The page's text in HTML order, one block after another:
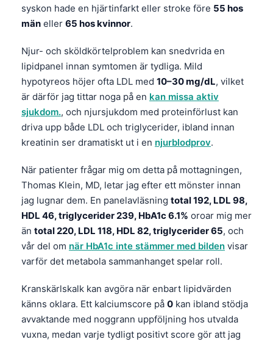
syskon hade en hjärtinfarkt eller stroke före 55 hos
män eller 65 hos kvinnor.
Njur- och sköldkörtelproblem kan snedvrida en
lipidpanel innan symtomen är tydliga. Mild
hypotyreos höjer ofta LDL med 10–30 mg/dL, vilket
är därför jag tittar noga på en kan missa aktiv
sjukdom., och njursjukdom med proteinförlust kan
driva upp både LDL och triglycerider, ibland innan
kreatinin ser dramatiskt ut i en njurblodprov.
När patienter frågar mig om detta på mottagningen,
Thomas Klein, MD, letar jag efter ett mönster innan
jag lugnar dem. En panelavläsning total 192, LDL 98,
HDL 46, triglycerider 239, HbA1c 6.1% oroar mig mer
än total 220, LDL 118, HDL 82, triglycerider 65, och
vår del om när HbA1c inte stämmer med bilden visar
varför det metabola sammanhanget spelar roll.
Kranskärlskalk kan avgöra när enbart lipidvärden
känns oklara. Ett kalciumscore på 0 kan ibland stödja
avvaktande med noggrann uppföljning hos utvalda
vuxna, medan varje tydligt positivt score gör att jag
ქართული
Русский
Lietuvių kalba
한국어
Slovenščina
Magyar
Shqip
বাংলা
मराठी
తెలుగు
தமிழ்
ಕನ್ನಡ
Bahasa Melayu